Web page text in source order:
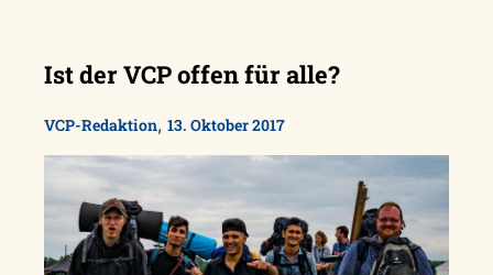
Ist der VCP offen für alle?
VCP-Redaktion, 13. Oktober 2017